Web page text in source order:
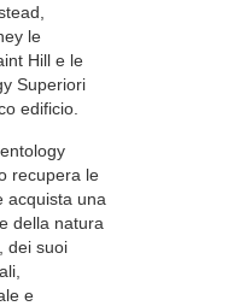
le
Hill e le
Superiori
edificio.
recupera le
acquista una
della natura
dei suoi
e